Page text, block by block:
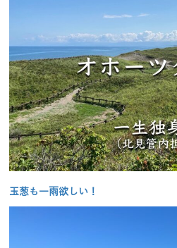
玉葱も一雨欲しい！